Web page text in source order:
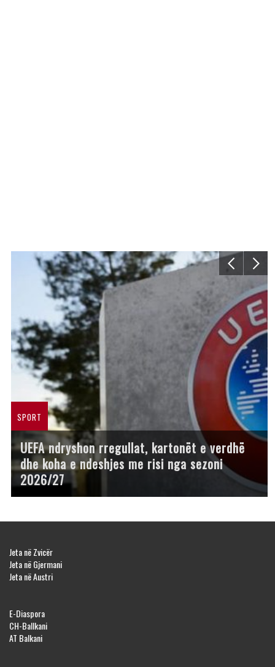
SPORT
UEFA ndryshon rregullat, kartonët e verdhë
dhe koha e ndeshjes me risi nga sezoni
2026/27
Jeta në Zvicër
Jeta në Gjermani
Jeta në Austri
E-Diaspora
CH-Ballkani
AT Balkani